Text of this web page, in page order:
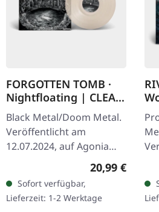
FORGOTTEN TOMB ·
Nightfloating | CLEAR
LP
Black Metal/Doom Metal.
Veröffentlicht am
12.07.2024, auf Agonia
Records. Clear Vinyl im
Standard-Cover. Limitiert
auf 300 Stück. Forgotten
Tomb…
Regulärer
20,99 €
Sofort verfügbar,
Lieferzeit: 1-2 Werktage